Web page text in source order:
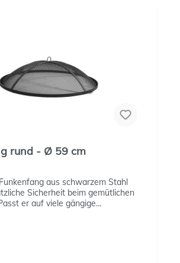
rund - Ø 59 cm
aus schwarzem Stahl
Sicherheit beim gemütlichen
er auf viele gängige
Durchmesser von